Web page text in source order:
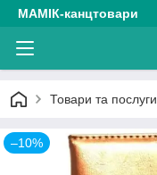
МАМІК-канцтовари
Товари та послуги
–10%